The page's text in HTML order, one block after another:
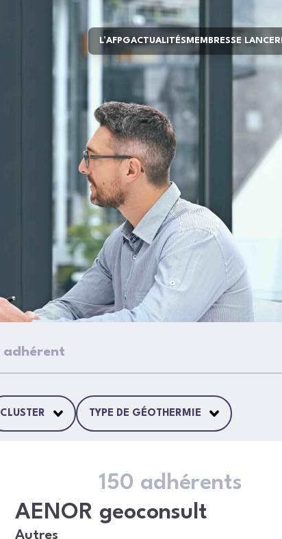
L’AFPGACTUALITÉS MEMBRESSE LANCER
CLUSTER TYPE DE GÉOTHERMIE
150 adhérents
AENOR geoconsult
Autres